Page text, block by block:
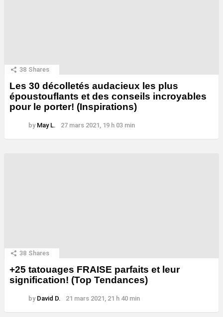
38 Shares
Les 30 décolletés audacieux les plus
époustouflants et des conseils incroyables
pour le porter! (Inspirations)
by May L. 27 mars 2021, 19 h 03 min
38 Shares
+25 tatouages ​​FRAISE parfaits et leur
signification! (Top Tendances)
by David D. 21 mars 2021, 21 h 40 min